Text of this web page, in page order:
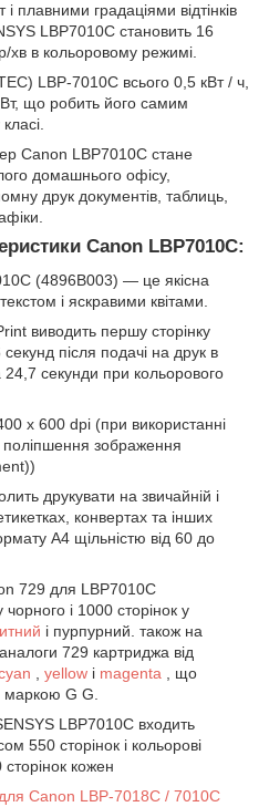
і плавними градаціями відтінків
LBP7010C становить 16
хв в кольоровому режимі.
LBP-7010C всього 0,5 кВт / ч,
що робить його самим
Canon LBP7010C стане
домашнього офісу,
друк документів, таблиць,
Canon LBP7010C:
(4896B003) — це якісна
і яскравими квітами.
виводить першу сторінку
після подачі на друк в
секунди при кольорового
x 600 dpi (при використанні
поліпшення зображення
друкувати на звичайній і
конвертах та інших
А4 щільністю від 60 до
729 для LBP7010C
і 1000 сторінок у
і пурпурний. також на
729 картриджа від
, yellow і magenta , що
маркою G G.
LBP7010C входить
550 сторінок і кольорові
кожен
Canon LBP-7018C / 7010C